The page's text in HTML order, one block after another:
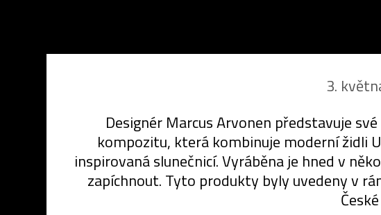
3.
Designér Marcus Arvonen představuje
kompozitu, která kombinuje moderní židli
inspirovaná slunečnicí. Vyráběna je hned v
zapíchnout. Tyto produkty byly uvedeny v